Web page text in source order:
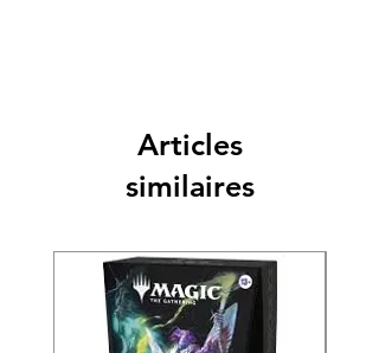
Articles
similaires